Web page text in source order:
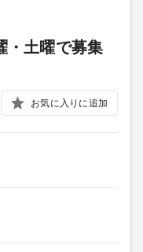
・土曜で募集
お気に入りに追加